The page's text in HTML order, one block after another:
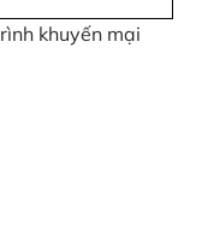
khuyến mại